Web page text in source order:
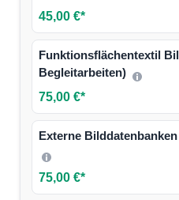
45,00 €*
Funktionsflächentextil
Begleitarbeiten)
75,00 €*
Externe
75,00 €*